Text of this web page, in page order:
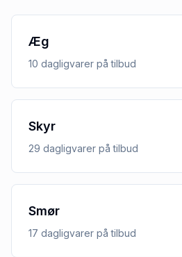
Æg
10 dagligvarer på tilbud
Skyr
29 dagligvarer på tilbud
Smør
17 dagligvarer på tilbud